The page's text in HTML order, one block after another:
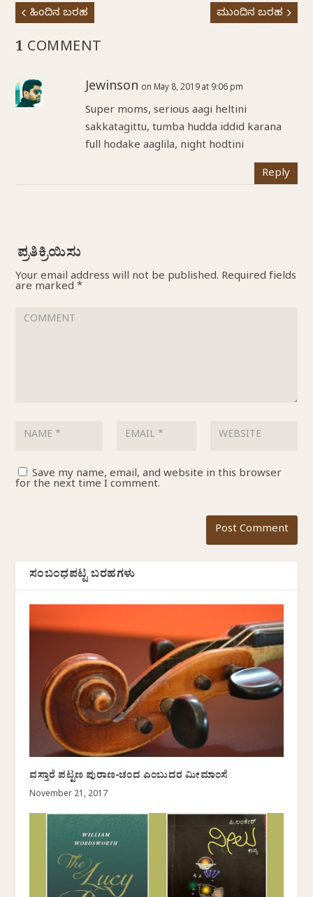
ಹಿಂದಿನ ಬರಹ ಮುಂದಿನ ಬರಹ
1 COMMENT
Jewinson on May 8, 2019 at 9:06 pm
Super moms, serious aagi heltini
sakkatagittu, tumba hudda iddid karana
full hodake aaglila, night hodtini
Reply
Your email address will not be published. Required fields
are marked *
Save my name, email, and website in this browser
for the next time I comment.
ಸಂಬಂಧಪಟ್ಟ ಬರಹಗಳು
ವಸ್ತಾರೆ ಪಟ್ಟಣ ಪುರಾಣ-ಚಂದ ಎಂಬುದರ ಮೀಮಾಂಸೆ
November 21, 2017